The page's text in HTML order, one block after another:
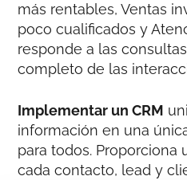
más rentables, Ventas
poco cualificados y
responde a las
completo de las
Implementar un CRM
información en una
para todos. Proporciona
cada contacto, lead y